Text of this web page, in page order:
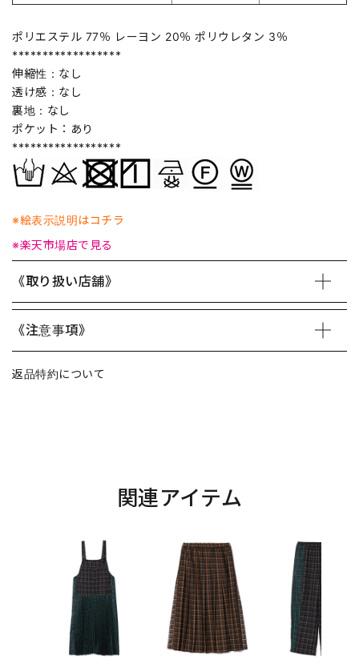
ポリエステル 77％ レーヨン 20％ ポリウレタン 3％
******************
伸縮性：なし
透け感：なし
裏地：なし
ポケット：あり
******************
※絵表示説明はコチラ
※楽天市場店で見る
《取り扱い店舗》
《注意事項》
返品特約について
関連アイテム